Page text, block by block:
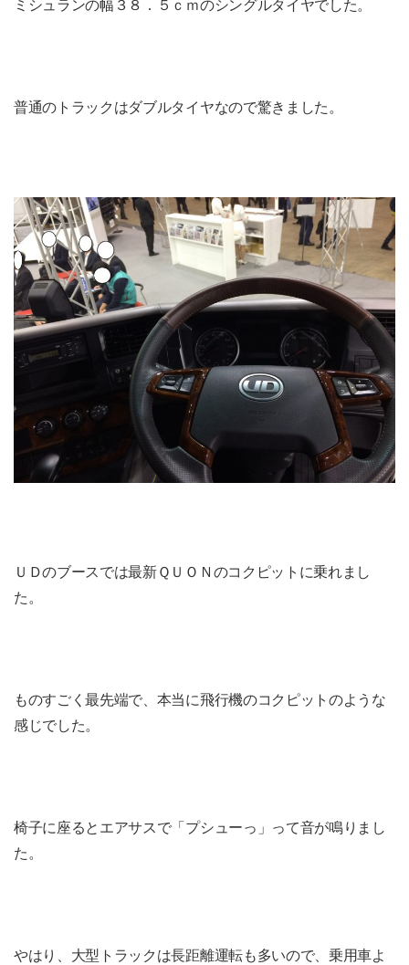
ミシュランの幅３８．５ｃｍのシングルタイヤでした。
普通のトラックはダブルタイヤなので驚きました。
ＵＤのブースでは最新ＱＵＯＮのコクピットに乗れまし
た。
ものすごく最先端で、本当に飛行機のコクピットのような
感じでした。
椅子に座るとエアサスで「プシューっ」って音が鳴りまし
た。
やはり、大型トラックは長距離運転も多いので、乗用車よ